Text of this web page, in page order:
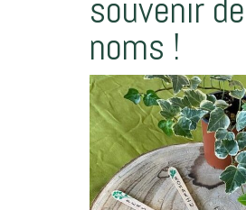
souvenir
noms !